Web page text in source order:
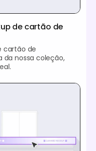
de cartão de
cartão de
da nossa coleção,